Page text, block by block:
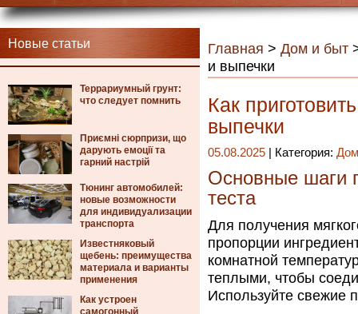
Новые статьи
Террариумный грунт:
что следует помнить
Приємні сюрпризи, що
дарують емоції та
гарний настрій
Тюнинг автомобилей:
новые возможности
для индивидуализации
транспорта
Известняковый
щебень: преимущества
материала и варианты
применения
Как устроен
самогонный
Главная > Дом и быт
и выпечки
Как
выпечки
05.08.2025 | Категория:
Основные шаги
теста
Для получения
пропорции
комнатной
теплыми, чтобы
Используйте свежие